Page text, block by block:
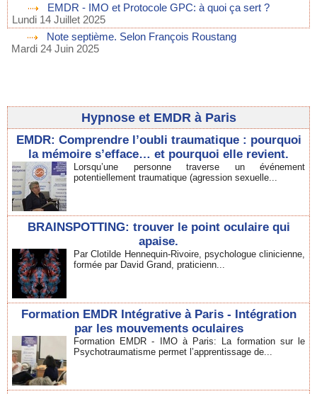
EMDR - IMO et Protocole GPC: à quoi ça sert ?
Lundi 14 Juillet 2025
Note septième. Selon François Roustang
Mardi 24 Juin 2025
Hypnose et EMDR à Paris
EMDR: Comprendre l’oubli traumatique : pourquoi
la mémoire s’efface… et pourquoi elle revient.
Lorsqu’une personne traverse un événement
potentiellement traumatique (agression sexuelle...
BRAINSPOTTING: trouver le point oculaire qui
apaise.
Par Clotilde Hennequin-Rivoire, psychologue clinicienne,
formée par David Grand, praticienn...
Formation EMDR Intégrative à Paris - Intégration
par les mouvements oculaires
Formation EMDR - IMO à Paris: La formation sur le
Psychotraumatisme permet l’apprentissage de...